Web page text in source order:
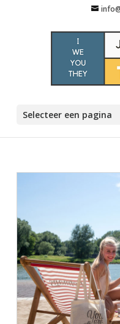
Selecteer een pagina